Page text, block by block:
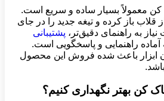
معمولاً بسیار ساده و سریع است.
قلاب باز کرده و تیغه جدید را در جای
به راهنمای دقیق‌تر، پشتیبانی
راهنمایی و پاسخگویی است.
ابزار باعث شده فروش این محصول
کن بهتر نگهداری کنیم؟